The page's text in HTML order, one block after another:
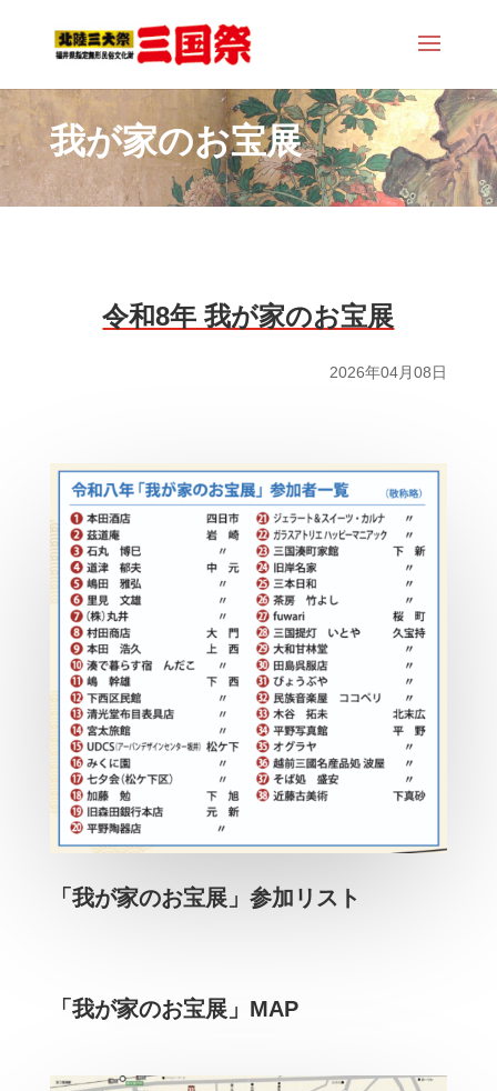
我が家のお宝展
令和8年 我が家のお宝展
2026年04月08日
「我が家のお宝展」参加リスト
「我が家のお宝展」MAP